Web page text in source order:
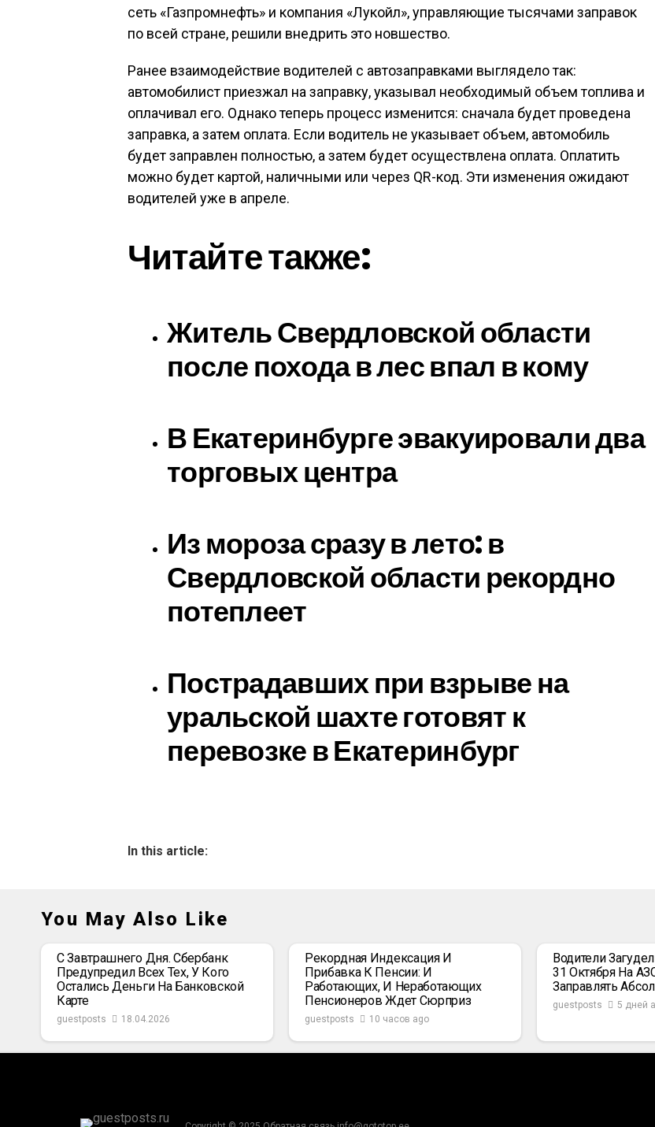
сеть «Газпромнефть» и компания «Лукойл», управляющие тысячами заправок
по всей стране, решили внедрить это новшество.
Ранее взаимодействие водителей с автозаправками выглядело так:
автомобилист приезжал на заправку, указывал необходимый объем топлива и
оплачивал его. Однако теперь процесс изменится: сначала будет проведена
заправка, а затем оплата. Если водитель не указывает объем, автомобиль
будет заправлен полностью, а затем будет осуществлена оплата. Оплатить
можно будет картой, наличными или через QR-код. Эти изменения ожидают
водителей уже в апреле.
Читайте также:
Житель Свердловской области
после похода в лес впал в кому
В Екатеринбурге эвакуировали два
торговых центра
Из мороза сразу в лето: в
Свердловской области рекордно
потеплеет
Пострадавших при взрыве на
уральской шахте готовят к
перевозке в Екатеринбург
In this article:
You May Also Like
С Завтрашнего Дня. Сбербанк
Предупредил Всех Тех, У Кого
Остались Деньги На Банковской
Карте
guestposts 18.04.2026
Рекордная Индексация И
Прибавка К Пенсии: И
Работающих, И Неработающих
Пенсионеров Ждет Сюрприз
guestposts 10 часов ago
Водители
31 Октября На
Заправлять
guestposts 5 дней